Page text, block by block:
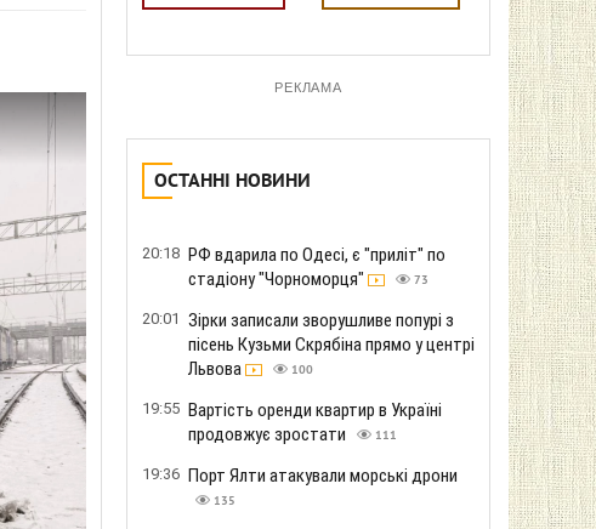
РЕКЛАМА
ОСТАННІ НОВИНИ
20:18 РФ вдарила по Одесі, є "приліт" по
стадіону "Чорноморця"
73
20:01 Зірки записали зворушливе попурі з
пісень Кузьми Скрябіна прямо у центрі
Львова
100
19:55 Вартість оренди квартир в Україні
продовжує зростати
111
19:36 Порт Ялти атакували морські дрони
135